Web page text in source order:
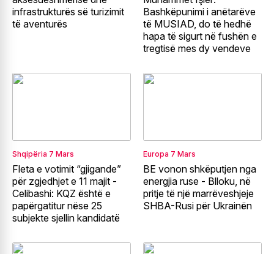
infrastrukturës së turizimit
të aventurës
Bashkëpunimi i anëtarëve
të MUSIAD, do të hedhë
hapa të sigurt në fushën e
tregtisë mes dy vendeve
Shqipëria 7 Mars
Fleta e votimit “gjigande”
për zgjedhjet e 11 majit -
Celibashi: KQZ është e
papërgatitur nëse 25
subjekte sjellin kandidatë
Europa 7 Mars
BE vonon shkëputjen nga
energjia ruse - Blloku, në
pritje të një marrëveshjeje
SHBA-Rusi për Ukrainën